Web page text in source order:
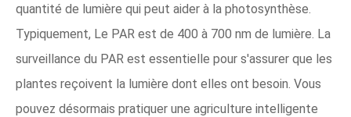
quantité de lumière qui peut aider à la photosynthèse.
Typiquement, Le PAR est de 400 à 700 nm de lumière. La
surveillance du PAR est essentielle pour s'assurer que les
plantes reçoivent la lumière dont elles ont besoin. Vous
pouvez désormais pratiquer une agriculture intelligente